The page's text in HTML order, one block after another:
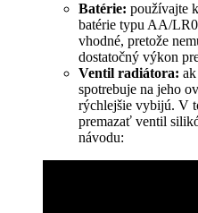
Batérie: používajte
batérie typu AA/
vhodné, pretože
dostatočný výkon
Ventil radiátora:
spotrebuje na jeho
rýchlejšie vybijú. V
premazať ventil
návodu: